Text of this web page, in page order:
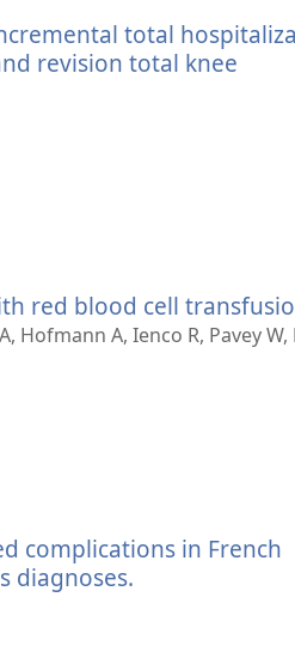
total
revision total knee
red blood cell
Hofmann A, Ienco R, Pavey W,
complications in French
diagnoses.